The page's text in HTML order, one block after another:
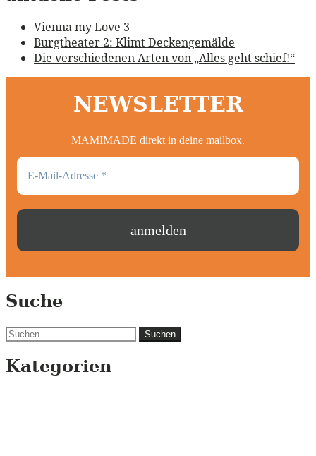
Vienna my Love 3
Burgtheater 2: Klimt Deckengemälde
Die verschiedenen Arten von „Alles geht schief!“
NEWSLETTER
MAMIMADE direkt in deine mailbox.
Suche
Suchen
Kategorien